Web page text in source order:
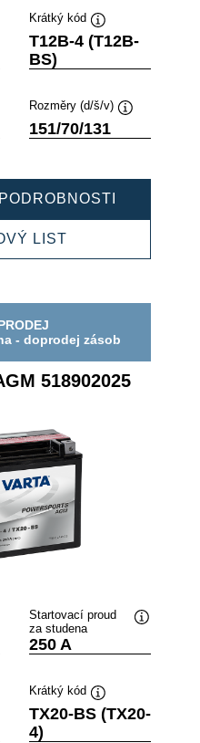
Krátký kód
Popisek
nástroje
T12B-4 (T12B-
BS)
Rozměry (d/š/v)
nástroje
151/70/131
LISTPOWERSPORTS
- doprodej zásob
518902025
Startovací proud
za studena
250 A
Krátký kód
Popisek
nástroje
TX20-BS (TX20-
4)